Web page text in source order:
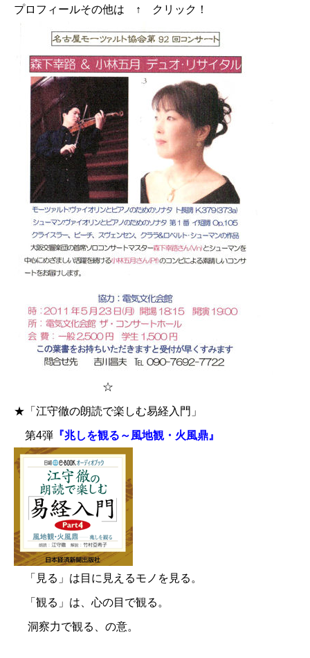
プロフィールその他は ↑ クリック！
☆
★「江守徹の朗読で楽しむ易経入門」
第4弾 『兆しを観る～風地観・火風鼎』
「見る」は目に見えるモノを見る。
「観る」は、心の目で観る。
洞察力で観る、の意。